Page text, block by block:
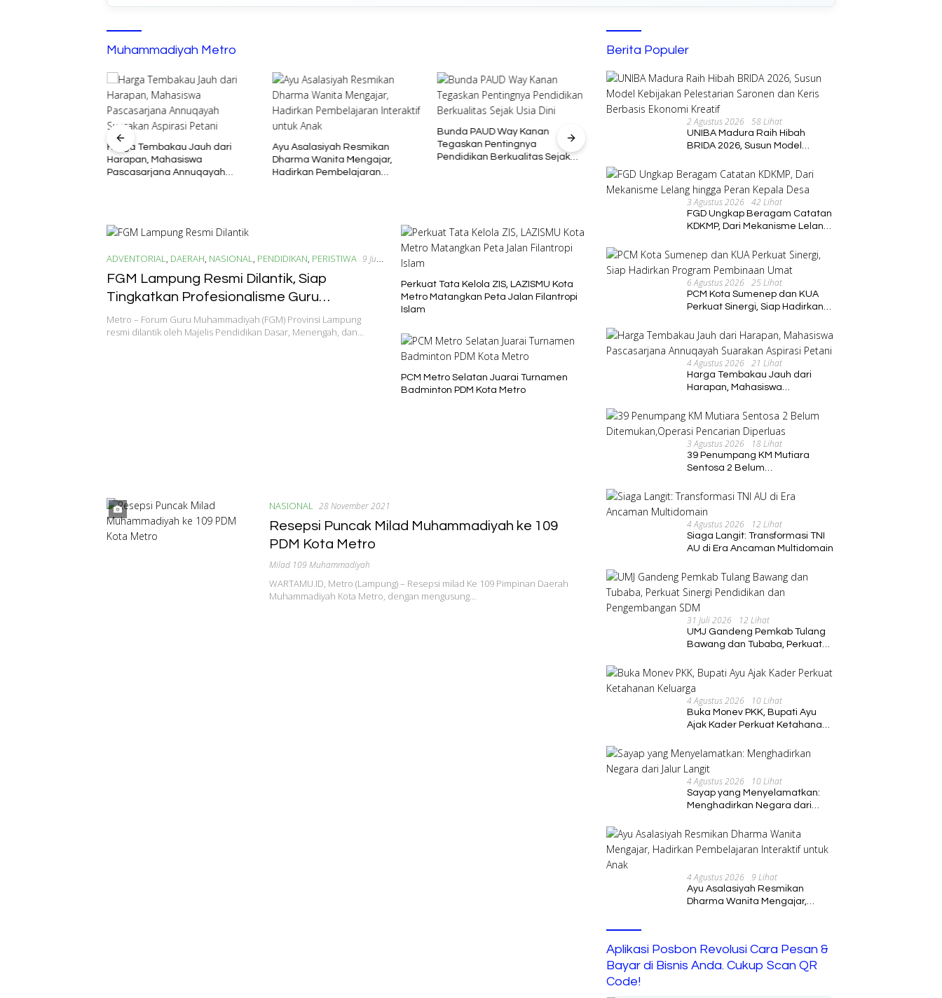
Muhammadiyah Metro
Harga Tembakau Jauh dari
Harapan, Mahasiswa
Pascasarjana Annuqayah
Ayu Asalasiyah Resmikan
Dharma Wanita Mengajar,
Hadirkan Pembelajaran
Bunda PAUD Way Kanan
Tegaskan Pentingnya
Pendidikan Berkualitas Sejak
Buka Monev PKK, Bupati Ayu
Ajak Kader Perkuat Ketahanan
Tujuh Terdakwa Kasus
Izin Dituntut 1 Tahun Penjara,
Putusan Dijadwalkan 5 Agustus
ADVENTORIAL, DAERAH, NASIONAL, PENDIDIKAN, PERISTIWA 9 Juni
2026
FGM Lampung Resmi Dilantik, Siap
Tingkatkan Profesionalisme Guru
Muhammadiyah
Metro – Forum Guru Muhammadiyah (FGM) Provinsi Lampung
resmi dilantik oleh Majelis Pendidikan Dasar, Menengah, dan…
Perkuat Tata Kelola ZIS, LAZISMU Kota
Metro Matangkan Peta Jalan Filantropi
Islam
PCM Metro Selatan Juarai Turnamen
Badminton PDM Kota Metro
NASIONAL 28 November 2021
Resepsi Puncak Milad Muhammadiyah ke 109
PDM Kota Metro
Milad 109 Muhammadiyah
WARTAMU.ID, Metro (Lampung) – Resepsi milad Ke 109 Pimpinan Daerah
Muhammadiyah Kota Metro, dengan mengusung…
Berita Populer
2 Agustus 2026 58 Lihat
UNIBA Madura Raih Hibah
BRIDA 2026, Susun Model
dan Keris Berbasis Ekonomi
Kreatif
3 Agustus 2026 42 Lihat
FGD Ungkap Beragam Catatan
KDKMP, Dari Mekanisme Lelang
6 Agustus 2026 25 Lihat
PCM Kota Sumenep dan KUA
Perkuat Sinergi, Siap Hadirkan
4 Agustus 2026 21 Lihat
Harga Tembakau Jauh dari
Harapan, Mahasiswa
Suarakan Aspirasi Petani
3 Agustus 2026 18 Lihat
39 Penumpang KM Mutiara
Sentosa 2 Belum
Diperluas
4 Agustus 2026 12 Lihat
Siaga Langit: Transformasi TNI
AU di Era Ancaman Multidomain
31 Juli 2026 12 Lihat
UMJ Gandeng Pemkab Tulang
Bawang dan Tubaba, Perkuat
Pengembangan SDM
4 Agustus 2026 10 Lihat
Buka Monev PKK, Bupati Ayu
Ajak Kader Perkuat Ketahanan
4 Agustus 2026 10 Lihat
Sayap yang Menyelamatkan:
Menghadirkan Negara dari
4 Agustus 2026 9 Lihat
Ayu Asalasiyah Resmikan
Dharma Wanita Mengajar,
Aplikasi Posbon Revolusi Cara Pesan &
Bayar di Bisnis Anda. Cukup Scan QR
Code!